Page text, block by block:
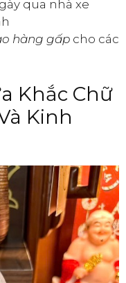
qua nhà xe
hàng gấp cho các
Khắc Chữ
Kinh